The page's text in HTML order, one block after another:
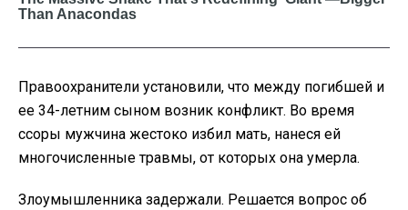
Правоохранители установили, что между погибшей и
ее 34-летним сыном возник конфликт. Во время
ссоры мужчина жестоко избил мать, нанеся ей
многочисленные травмы, от которых она умерла.
Злоумышленника задержали. Решается вопрос об